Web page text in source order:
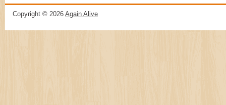
Copyright © 2026 Again Alive